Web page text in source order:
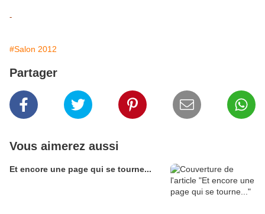
-
#Salon 2012
Partager
Vous aimerez aussi
Et encore une page qui se tourne...